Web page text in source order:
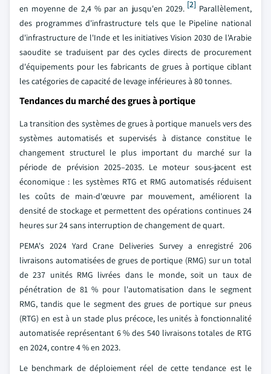
en moyenne de 2,4 % par an jusqu'en 2029. [2]Parallèlement,
des programmes d'infrastructure tels que le Pipeline national
d'infrastructure de l'Inde et les initiatives Vision 2030 de l'Arabie
saoudite se traduisent par des cycles directs de procurement
d'équipements pour les fabricants de grues à portique ciblant
les catégories de capacité de levage inférieures à 80 tonnes.
Tendances du marché des grues à portique
La transition des systèmes de grues à portique manuels vers des
systèmes automatisés et supervisés à distance constitue le
changement structurel le plus important du marché sur la
période de prévision 2025–2035. Le moteur sous-jacent est
économique : les systèmes RTG et RMG automatisés réduisent
les coûts de main-d'œuvre par mouvement, améliorent la
densité de stockage et permettent des opérations continues 24
heures sur 24 sans interruption de changement de quart.
PEMA's 2024 Yard Crane Deliveries Survey a enregistré 206
livraisons automatisées de grues de portique (RMG) sur un total
de 237 unités RMG livrées dans le monde, soit un taux de
pénétration de 81 % pour l'automatisation dans le segment
RMG, tandis que le segment des grues de portique sur pneus
(RTG) en est à un stade plus précoce, les unités à fonctionnalité
automatisée représentant 6 % des 540 livraisons totales de RTG
en 2024, contre 4 % en 2023.
Le benchmark de déploiement réel de cette tendance est le